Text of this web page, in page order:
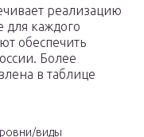
реализацию
для каждого
обеспечить
Более
в таблице
виды